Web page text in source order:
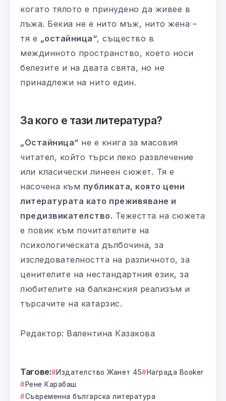
когато тялото е принудено да живее в
лъжа. Бекиа не е нито мъж, нито жена –
тя е „остайница“, същество в
междинното пространство, което носи
белезите и на двата свята, но не
принадлежи на нито един.
За кого е тази литература?
„Остайница“ не е книга за масовия
читател, който търси леко развлечение
или класически линеен сюжет. Тя е
насочена към публиката, която цени
литературата като преживяване и
предизвикателство. Тежестта на сюжета
е повик към почитателите на
психологическата дълбочина, за
изследователността на различното, за
ценителите на нестандартния език, за
любителите на балканския реализъм и
търсачите на катарзис.
Редактор: Валентина Казакова
Тагове: Издателство Жанет 45
Награда Booker
Рене Карабаш
Съвременна българска литература